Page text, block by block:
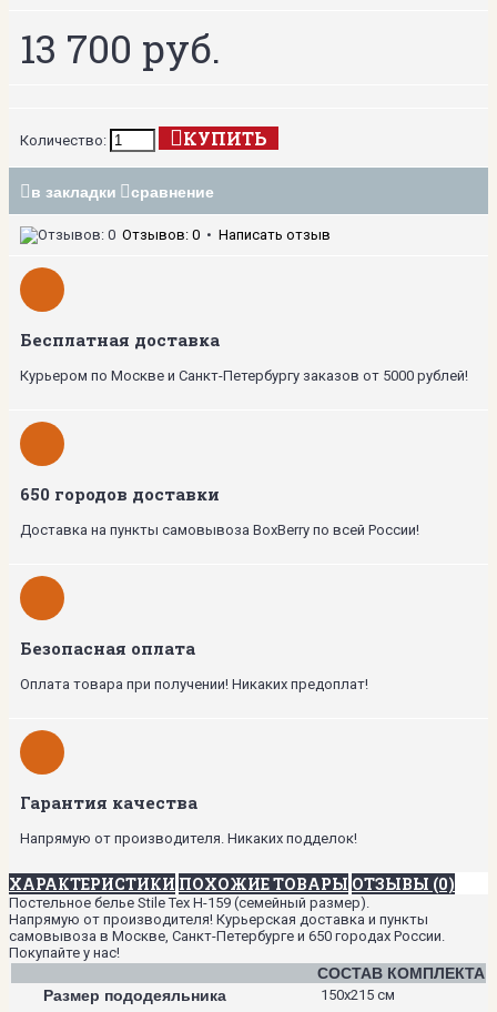
13 700 руб.
Количество: КУПИТЬ
в закладки сравнение
Отзывов: 0 • Написать отзыв
Бесплатная доставка
Курьером по Москве и Санкт-Петербургу заказов от 5000 рублей!
650 городов доставки
Доставка на пункты самовывоза BoxBerry по всей России!
Безопасная оплата
Оплата товара при получении! Никаких предоплат!
Гарантия качества
Напрямую от производителя. Никаких подделок!
ХАРАКТЕРИСТИКИ ПОХОЖИЕ ТОВАРЫ ОТЗЫВЫ (0)
Постельное белье Stile Tex H-159 (семейный размер).
Напрямую от производителя! Курьерская доставка и пункты
самовывоза в Москве, Санкт-Петербурге и 650 городах России.
Покупайте у нас!
СОСТАВ КОМПЛЕКТА
Размер пододеяльника
150х215 см